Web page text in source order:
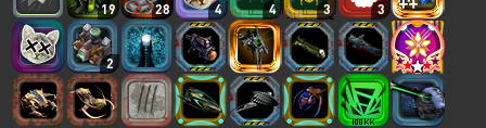
19 28 4 4 3 3
2